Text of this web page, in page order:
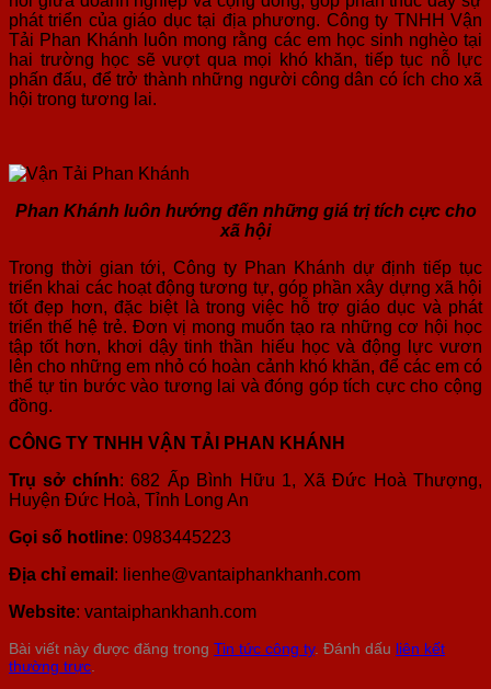
phát triển của giáo dục tại địa phương. Công ty TNHH Vận
Tải Phan Khánh luôn mong rằng các em học sinh nghèo tại
hai trường học sẽ vượt qua mọi khó khăn, tiếp tục nỗ lực
phấn đấu, để trở thành những người công dân có ích cho xã
hội trong tương lai.
Phan Khánh luôn hướng đến những giá trị tích cực cho
xã hội
Trong thời gian tới, Công ty Phan Khánh dự định tiếp tục
triển khai các hoạt động tương tự, góp phần xây dựng xã hội
tốt đẹp hơn, đặc biệt là trong việc hỗ trợ giáo dục và phát
triển thế hệ trẻ. Đơn vị mong muốn tạo ra những cơ hội học
tập tốt hơn, khơi dậy tinh thần hiếu học và động lực vươn
lên cho những em nhỏ có hoàn cảnh khó khăn, để các em có
thể tự tin bước vào tương lai và đóng góp tích cực cho cộng
đồng.
CÔNG TY TNHH VẬN TẢI PHAN KHÁNH
Trụ sở chính: 682 Ấp Bình Hữu 1, Xã Đức Hoà Thượng,
Huyện Đức Hoà, Tỉnh Long An
Gọi số hotline: 0983445223
Địa chỉ email : lienhe@vantaiphankhanh.com
Website: vantaiphankhanh.com
Bài viết này được đăng trong Tin tức công ty. Đánh dấu liên kết
thường trực.